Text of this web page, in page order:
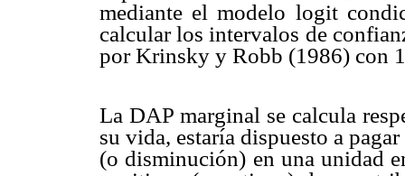
mediante el modelo logit
calcular los intervalos de
por Krinsky y Robb (1986) con
La DAP marginal se calcula
su vida, estaría dispuesto a
(o disminución) en una unidad